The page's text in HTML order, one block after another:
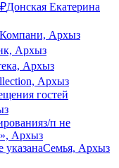
₽Донская Екатерина
Архыз
Архыз
Архыз
Архыз
гостей
з/п не
Архыз
указанаСемья, Архыз